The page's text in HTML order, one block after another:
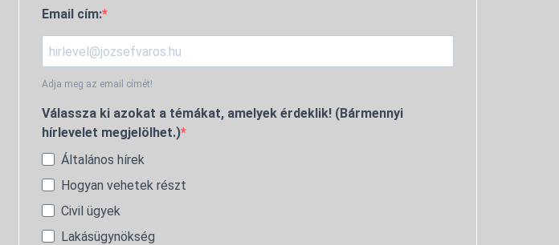
Email cím:
Adja meg az email címét!
Válassza ki azokat a témákat, amelyek érdeklik! (Bármennyi
hírlevelet megjelölhet.)
Általános hírek
Hogyan vehetek részt
Civil ügyek
Lakásügynökség